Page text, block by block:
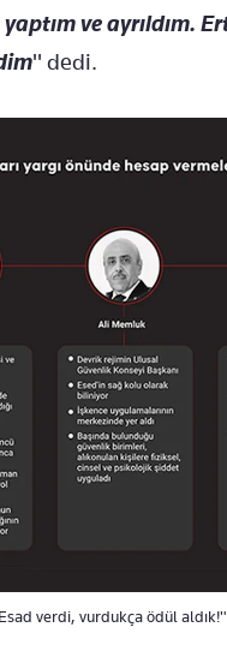
ve ayrıldım.
" dedi.
verdi, vurdukça ödül aldık!"